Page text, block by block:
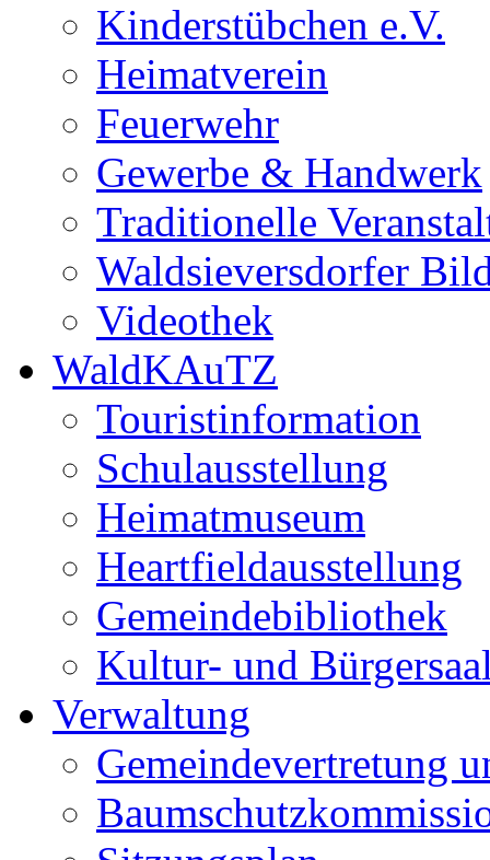
Kinderstübchen e.V.
Heimatverein
Feuerwehr
Gewerbe & Handwerk
Traditionelle
Waldsieversdorfer
Videothek
WaldKAuTZ
Touristinformation
Schulausstellung
Heimatmuseum
Heartfieldausstellung
Gemeindebibliothek
Kultur- und
Verwaltung
Gemeindevertretung